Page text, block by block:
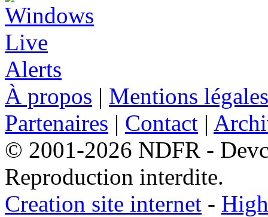
À propos | Mentions légales
Partenaires | Contact |
© 2001-2026 NDFR -
Reproduction interdite.
Creation site internet -